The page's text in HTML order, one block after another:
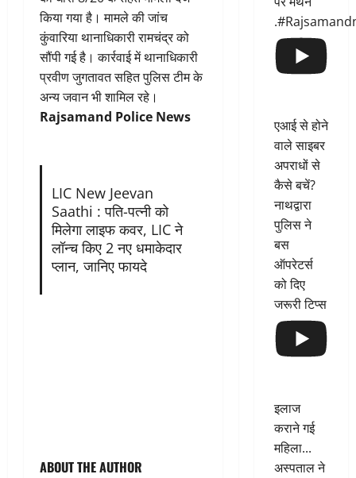
किया गया है। मामले की जांच
कुंवारिया थानाधिकारी रामचंद्र को
सौंपी गई है। कार्रवाई में थानाधिकारी
प्रवीण जुगतावत सहित पुलिस टीम के
अन्य जवान भी शामिल रहे।
Rajsamand Police News
LIC New Jeevan
Saathi : पति-पत्नी को
मिलेगा लाइफ कवर, LIC ने
लॉन्च किए 2 नए धमाकेदार
प्लान, जानिए फायदे
ABOUT THE AUTHOR
एआई से होने
वाले साइबर
अपराधों से
कैसे बचें?
नाथद्वारा
पुलिस ने
बस
ऑपरेटर्स
को दिए
जरूरी टिप्स
इलाज
कराने गई
महिला...
अस्पताल ने